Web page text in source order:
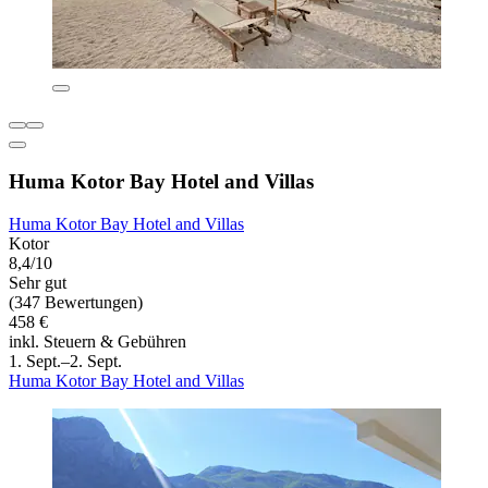
Huma Kotor Bay Hotel and Villas
Huma Kotor Bay Hotel and Villas
Kotor
8,4/10
Sehr gut
(347 Bewertungen)
458 €
inkl. Steuern & Gebühren
1. Sept.–2. Sept.
Huma Kotor Bay Hotel and Villas